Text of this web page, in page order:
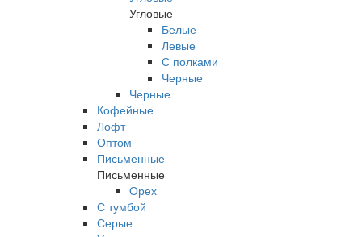
Угловые
Белые
Левые
С полками
Черные
Черные
Кофейные
Лофт
Оптом
Письменные
Письменные
Орех
С тумбой
Серые